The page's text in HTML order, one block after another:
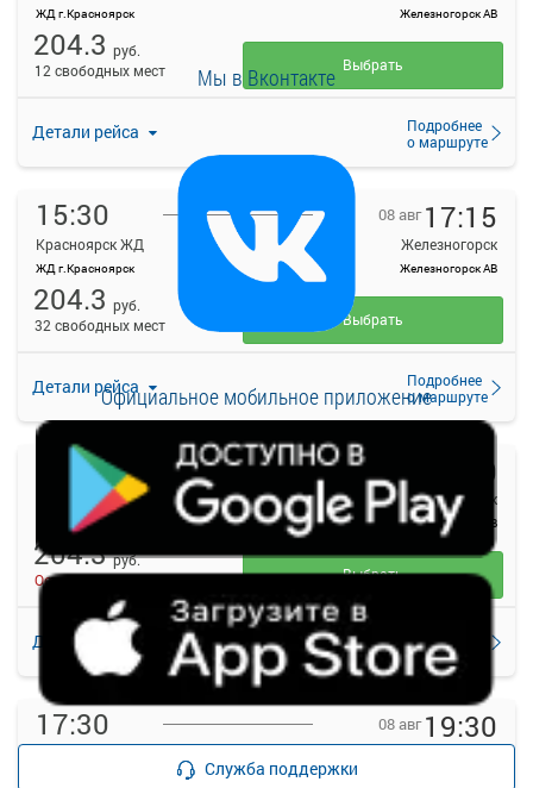
ЖД г.Красноярск Железногорск АВ
Детали рейса
Подробнее
о маршруте
204.3 руб.
12 свободных мест
Выбрать
15:30
Красноярск ЖД
ЖД г.Красноярск
08 авг 17:15
Железногорск
Железногорск АВ
Детали рейса
Подробнее
о маршруте
204.3 руб.
32 свободных мест
Выбрать
16:30
Красноярск ЖД
ЖД г.Красноярск
18:30
Железногорск
Железногорск АВ
Детали рейса
о маршруте
204.3 руб.
Осталось 4 места
Выбрать
17:30 08 авг 19:30
Мы в Вконтакте
Официальное мобильное приложение
Служба поддержки